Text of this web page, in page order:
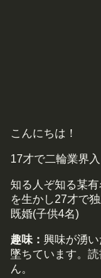
こんにちは！
17才で二輪業界入
知る人ぞ知る某
を生かし27才で独
既婚(子供4名)
趣味： 興味が湧
墜ちています。
ん。